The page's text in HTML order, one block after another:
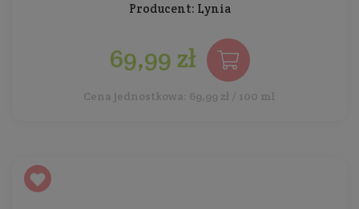
Producent: Lynia
69,99 zł
Cena jednostkowa: 69,99 zł / 100 ml